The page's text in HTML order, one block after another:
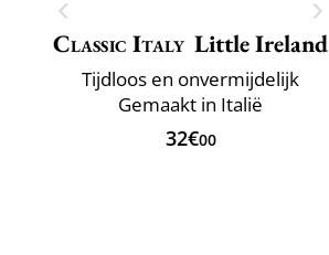
Classic Italy Little Ireland
Tijdloos en onvermijdelijk
Gemaakt in Italië
32€00